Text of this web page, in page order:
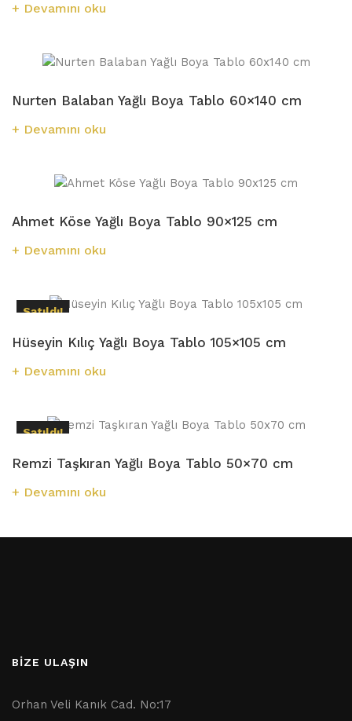
Devamını oku
Nurten Balaban Yağlı Boya Tablo 60×140 cm
Devamını oku
Ahmet Köse Yağlı Boya Tablo 90×125 cm
Devamını oku
Satıldı!
Hüseyin Kılıç Yağlı Boya Tablo 105×105 cm
Devamını oku
Satıldı!
Remzi Taşkıran Yağlı Boya Tablo 50×70 cm
Devamını oku
BİZE ULAŞIN
Orhan Veli Kanık Cad. No:17